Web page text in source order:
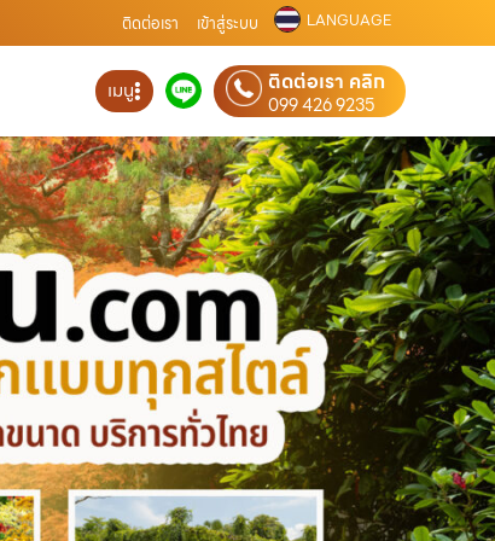
ติดต่อเรา เข้าสู่ระบบ LANGUAGE
เมนู ติดต่อเรา คลิก
099 426 9235